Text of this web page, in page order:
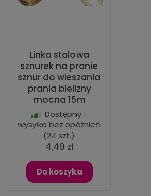
Linka stalowa
sznurek na pranie
sznur do wieszania
prania bielizny
mocna 15m
Dostępny –
wysyłka bez opóźnień
(24 szt.)
4,49 zł
Do koszyka